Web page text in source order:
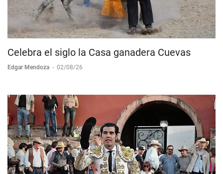
Celebra el siglo la Casa ganadera Cuevas
Edgar Mendoza - 02/08/26